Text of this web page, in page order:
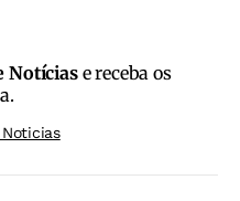
Notíciase receba os
Noticias